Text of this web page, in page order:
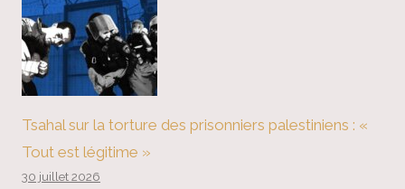
Tsahal sur la torture des prisonniers palestiniens : «
Tout est légitime »
30 juillet 2026